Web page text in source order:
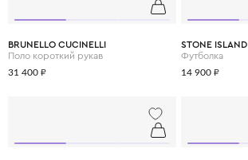
BRUNELLO CUCINELLI
Поло короткий рукав
31 400 ₽
STONE ISLAND
Футболка
14 900 ₽